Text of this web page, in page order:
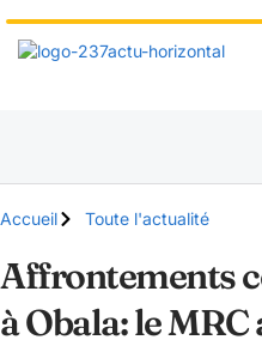
Accueil Toute l'actualité
Affrontements
à Obala: le